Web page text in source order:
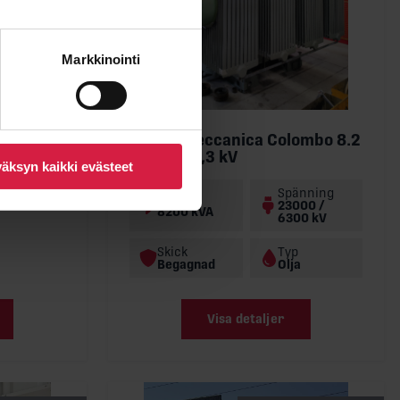
Markkinointi
kaikki evästeet
kV
kV
Elletromeccanica Colombo 8.2
MVA 23/6,3 kV
8200 kVA
Spänning
23000 /
6300 kV
Skick
Begagnad
Typ
Olja
Visa detaljer